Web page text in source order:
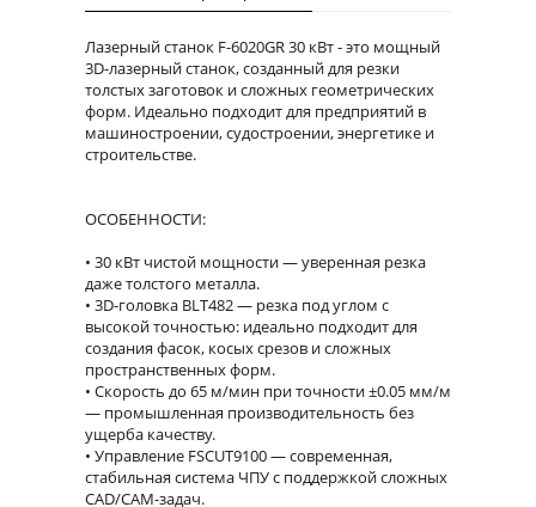
Лазерный станок F-6020GR 30 кВт - это мощный
3D-лазерный станок, созданный для резки
толстых заготовок и сложных геометрических
форм. Идеально подходит для предприятий в
машиностроении, судостроении, энергетике и
строительстве.
ОСОБЕННОСТИ:
30 кВт чистой мощности — уверенная резка
даже толстого металла.
3D-головка BLT482 — резка под углом с
высокой точностью: идеально подходит для
создания фасок, косых срезов и сложных
пространственных форм.
Скорость до 65 м/мин при точности ±0.05 мм/м
— промышленная производительность без
ущерба качеству.
Управление FSCUT9100 — современная,
стабильная система ЧПУ с поддержкой сложных
CAD/CAM-задач.